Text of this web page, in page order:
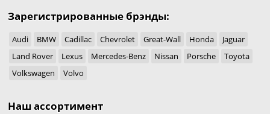
Зарегистрированные брэнды:
Audi BMW Cadillac Chevrolet Great-Wall Honda
Jaguar
Land Rover
Lexus Mercedes-Benz Nissan Porsche
Toyota
Volkswagen
Volvo
Наш ассортимент